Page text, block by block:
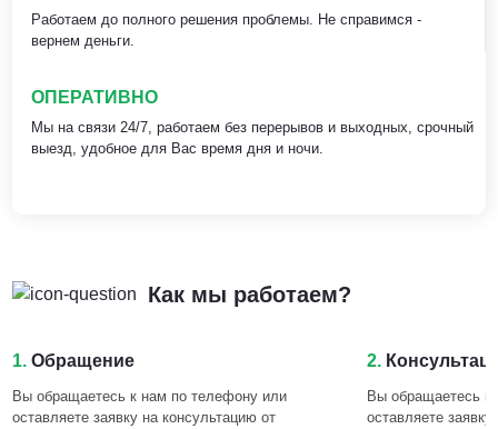
Работаем до полного решения проблемы. Не справимся -
вернем деньги.
ОПЕРАТИВНО
Мы на связи 24/7, работаем без перерывов и выходных, срочный
выезд, удобное для Вас время дня и ночи.
Как мы работаем?
1. Обращение
Вы обращаетесь к нам по телефону или
оставляете заявку на консультацию от
2.
Вы обращаетесь
оставляете